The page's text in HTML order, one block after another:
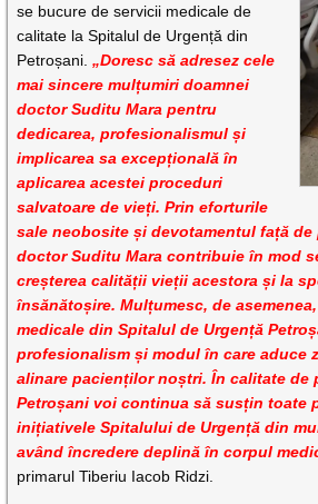
se bucure de servicii medicale de
calitate la Spitalul de Urgență din
Petroșani.„Doresc să adresez cele
mai sincere mulțumiri doamnei
doctor Suditu Mara pentru
dedicarea, profesionalismul și
implicarea sa excepțională în
aplicarea acestei proceduri
salvatoare de vieți. Prin eforturile
sale neobosite și devotamentul față de
doctor Suditu Mara contribuie în mod
creșterea calității vieții acestora și la
însănătoșire. Mulțumesc, de
medicale din Spitalul de Urgență
profesionalism și modul în care aduce
alinare pacienților noștri. În calitate de
Petroșani voi continua să susțin toate
inițiativele Spitalului de Urgență din
având încredere deplină în corpul
primarul Tiberiu Iacob Ridzi.